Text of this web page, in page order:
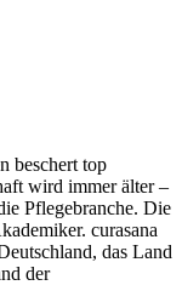
beschert top
wird immer älter –
Pflegebranche. Die
curasana
das Land
der